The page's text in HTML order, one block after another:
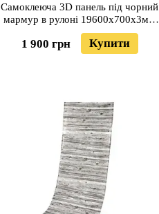
Самоклеюча 3D панель під чорний
мармур в рулоні 19600x700x3мм
(R061-3-20) SW-00001196
1 900 грн Купити